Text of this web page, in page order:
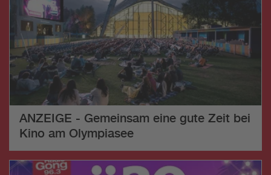
ANZEIGE - Gemeinsam eine gute Zeit bei
Kino am Olympiasee